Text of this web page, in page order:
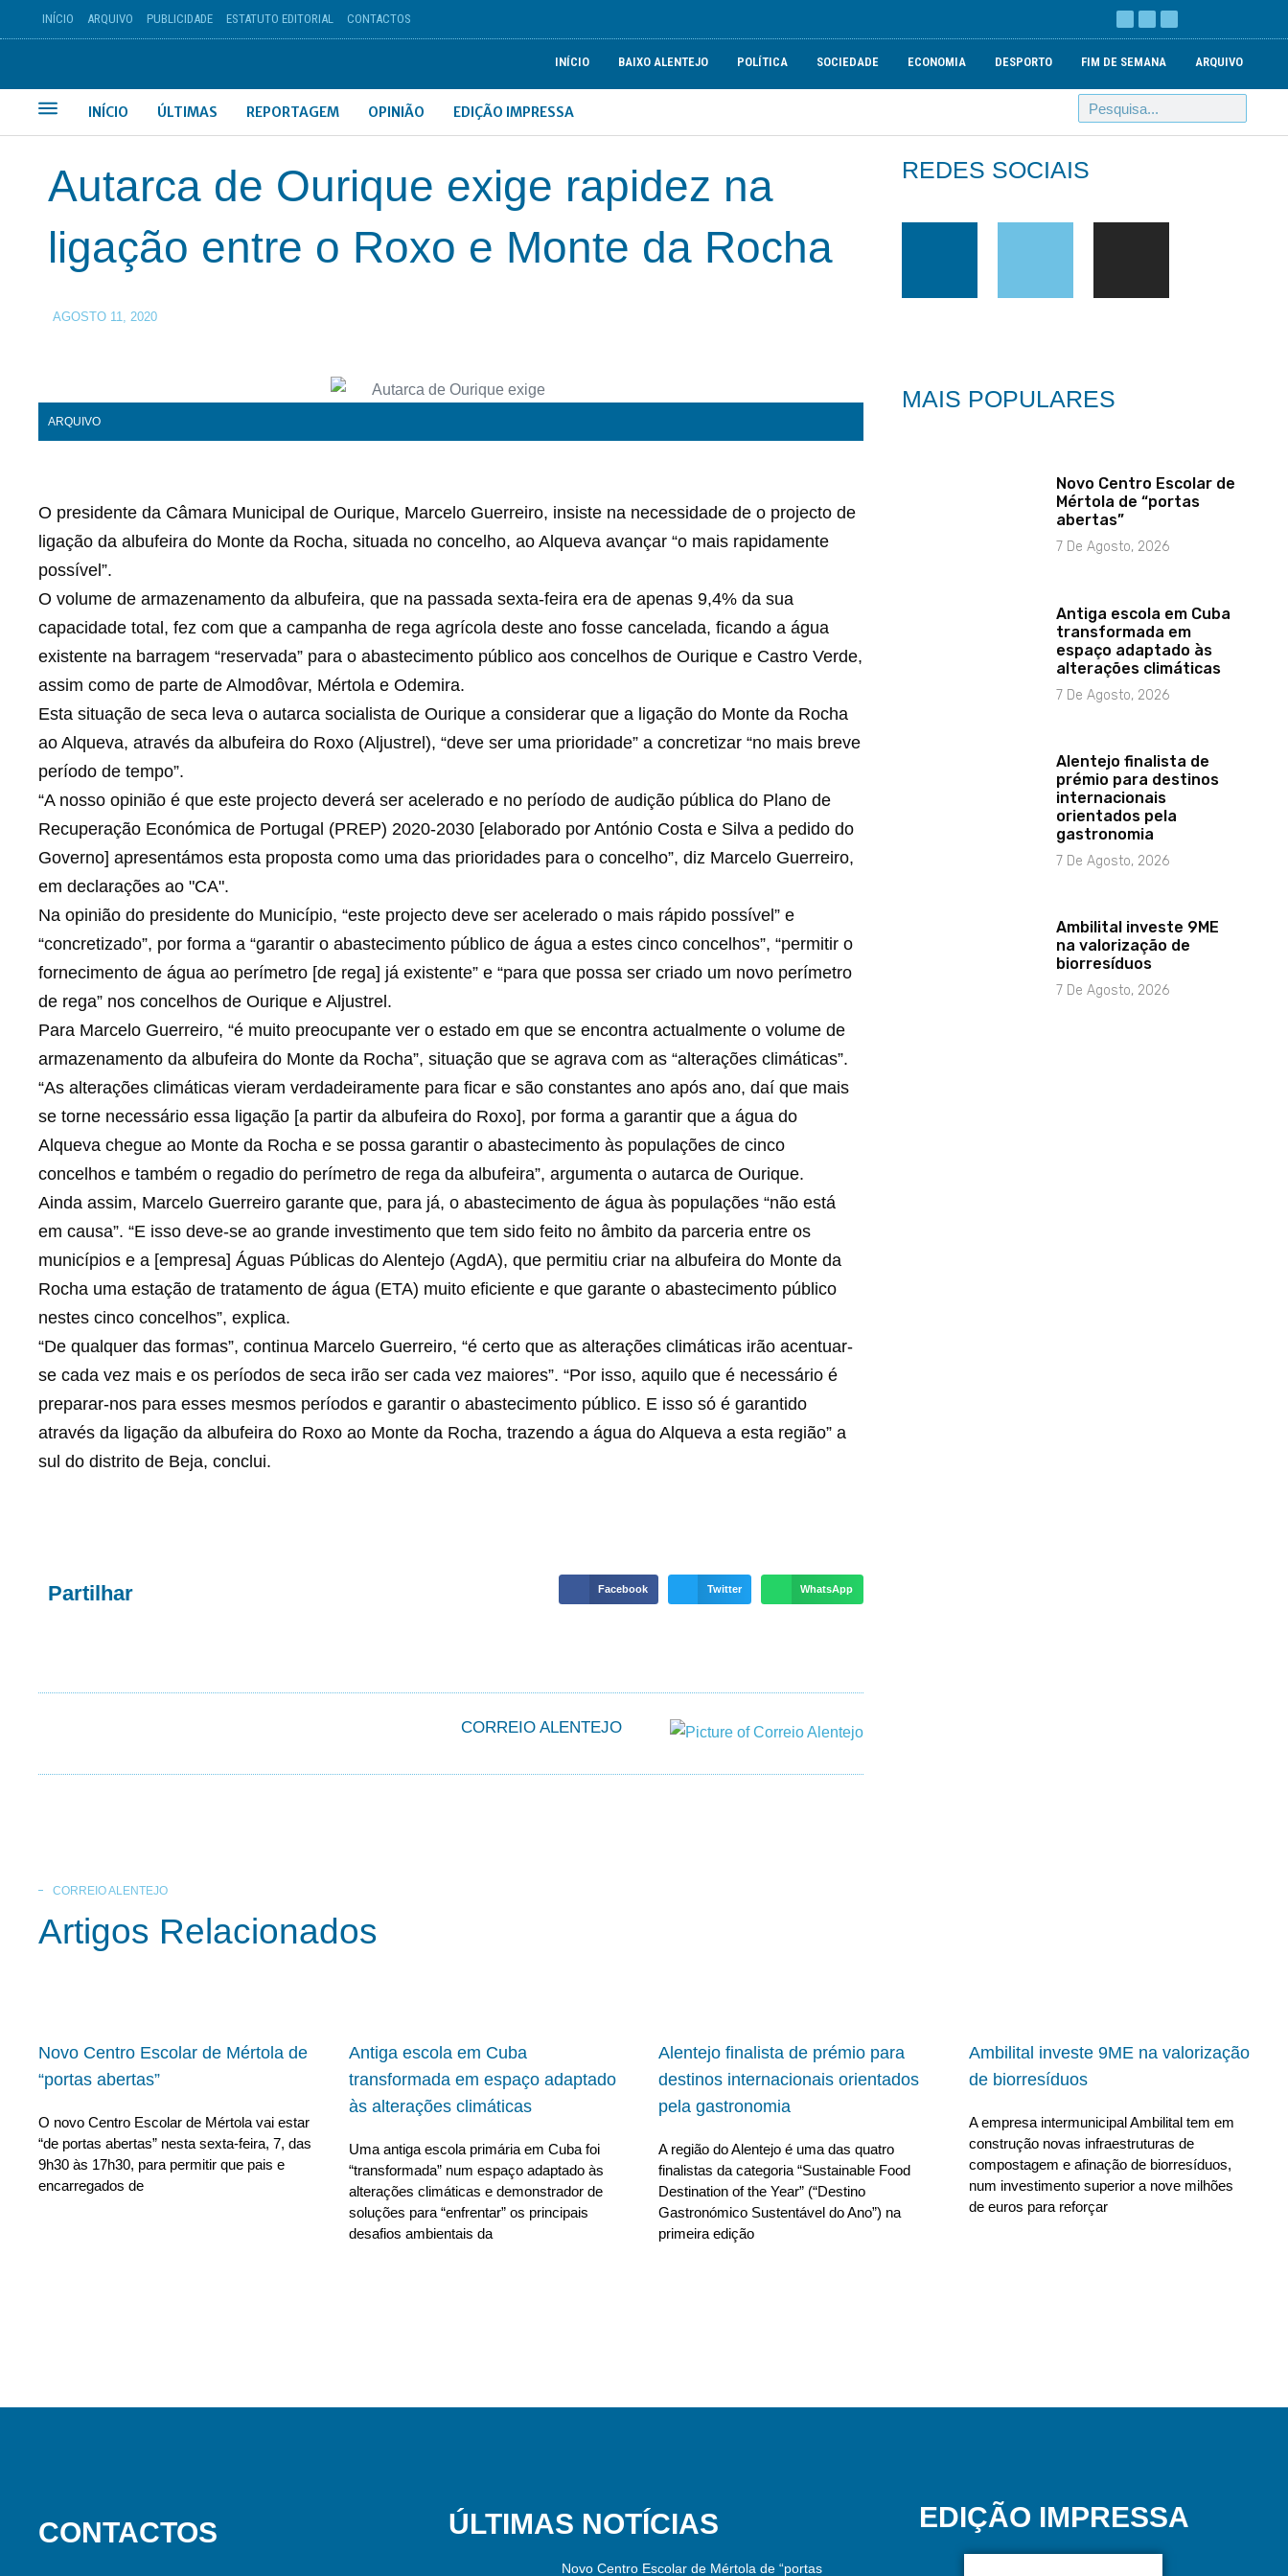
INÍCIO ARQUIVO PUBLICIDADE ESTATUTO EDITORIAL CONTACTOS
INÍCIO BAIXO ALENTEJO POLÍTICA SOCIEDADE ECONOMIA DESPORTO FIM DE SEMANA ARQUIVO
INÍCIO ÚLTIMAS REPORTAGEM OPINIÃO EDIÇÃO IMPRESSA
Autarca de Ourique exige rapidez na
ligação entre o Roxo e Monte da Rocha
AGOSTO 11, 2020
ARQUIVO
O presidente da Câmara Municipal de Ourique, Marcelo Guerreiro, insiste na necessidade de o projecto de
ligação da albufeira do Monte da Rocha, situada no concelho, ao Alqueva avançar “o mais rapidamente
possível”.
O volume de armazenamento da albufeira, que na passada sexta-feira era de apenas 9,4% da sua
capacidade total, fez com que a campanha de rega agrícola deste ano fosse cancelada, ficando a água
existente na barragem “reservada” para o abastecimento público aos concelhos de Ourique e Castro Verde,
assim como de parte de Almodôvar, Mértola e Odemira.
Esta situação de seca leva o autarca socialista de Ourique a considerar que a ligação do Monte da Rocha
ao Alqueva, através da albufeira do Roxo (Aljustrel), “deve ser uma prioridade” a concretizar “no mais breve
período de tempo”.
“A nosso opinião é que este projecto deverá ser acelerado e no período de audição pública do Plano de
Recuperação Económica de Portugal (PREP) 2020-2030 [elaborado por António Costa e Silva a pedido do
Governo] apresentámos esta proposta como uma das prioridades para o concelho”, diz Marcelo Guerreiro,
em declarações ao "CA".
Na opinião do presidente do Município, “este projecto deve ser acelerado o mais rápido possível” e
“concretizado”, por forma a “garantir o abastecimento público de água a estes cinco concelhos”, “permitir o
fornecimento de água ao perímetro [de rega] já existente” e “para que possa ser criado um novo perímetro
de rega” nos concelhos de Ourique e Aljustrel.
Para Marcelo Guerreiro, “é muito preocupante ver o estado em que se encontra actualmente o volume de
armazenamento da albufeira do Monte da Rocha”, situação que se agrava com as “alterações climáticas”.
“As alterações climáticas vieram verdadeiramente para ficar e são constantes ano após ano, daí que mais
se torne necessário essa ligação [a partir da albufeira do Roxo], por forma a garantir que a água do
Alqueva chegue ao Monte da Rocha e se possa garantir o abastecimento às populações de cinco
concelhos e também o regadio do perímetro de rega da albufeira”, argumenta o autarca de Ourique.
Ainda assim, Marcelo Guerreiro garante que, para já, o abastecimento de água às populações “não está
em causa”. “E isso deve-se ao grande investimento que tem sido feito no âmbito da parceria entre os
municípios e a [empresa] Águas Públicas do Alentejo (AgdA), que permitiu criar na albufeira do Monte da
Rocha uma estação de tratamento de água (ETA) muito eficiente e que garante o abastecimento público
nestes cinco concelhos”, explica.
“De qualquer das formas”, continua Marcelo Guerreiro, “é certo que as alterações climáticas irão acentuar-
se cada vez mais e os períodos de seca irão ser cada vez maiores”. “Por isso, aquilo que é necessário é
preparar-nos para esses mesmos períodos e garantir o abastecimento público. E isso só é garantido
através da ligação da albufeira do Roxo ao Monte da Rocha, trazendo a água do Alqueva a esta região” a
sul do distrito de Beja, conclui.
Partilhar Facebook Twitter WhatsApp
CORREIO ALENTEJO
REDES SOCIAIS
MAIS POPULARES
Novo Centro Escolar de
Mértola de “portas
abertas”
7 De Agosto, 2026
Antiga escola em Cuba
transformada em
espaço adaptado às
alterações climáticas
7 De Agosto, 2026
Alentejo finalista de
prémio para destinos
internacionais
orientados pela
gastronomia
7 De Agosto, 2026
Ambilital investe 9ME
na valorização de
biorresíduos
7 De Agosto, 2026
CORREIO ALENTEJO
Artigos Relacionados
Novo Centro Escolar de Mértola de
“portas abertas”
O novo Centro Escolar de Mértola vai estar
“de portas abertas” nesta sexta-feira, 7, das
9h30 às 17h30, para permitir que pais e
encarregados de
Antiga escola em Cuba
transformada em espaço adaptado
às alterações climáticas
Uma antiga escola primária em Cuba foi
“transformada” num espaço adaptado às
alterações climáticas e demonstrador de
soluções para “enfrentar” os principais
desafios ambientais da
Alentejo finalista de prémio para
destinos internacionais orientados
pela gastronomia
A região do Alentejo é uma das quatro
finalistas da categoria “Sustainable Food
Destination of the Year” (“Destino
Gastronómico Sustentável do Ano”) na
primeira edição
Ambilital investe 9ME na valorização
de biorresíduos
A empresa intermunicipal Ambilital tem em
construção novas infraestruturas de
compostagem e afinação de biorresíduos,
num investimento superior a nove milhões
de euros para reforçar
CONTACTOS ÚLTIMAS NOTÍCIAS
Novo Centro Escolar de Mértola de “portas
EDIÇÃO IMPRESSA